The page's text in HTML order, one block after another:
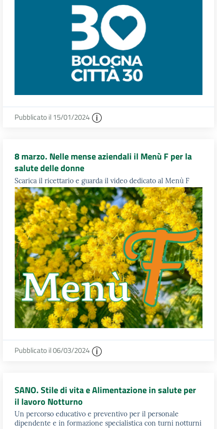
Pubblicato il 15/01/2024
8 marzo. Nelle mense aziendali il Menù F per la
salute delle donne
Scarica il ricettario e guarda il video dedicato al Menù F
Pubblicato il 06/03/2024
SANO. Stile di vita e Alimentazione in salute per
il lavoro Notturno
Un percorso educativo e preventivo per il personale
dipendente e in formazione specialistica con turni notturni